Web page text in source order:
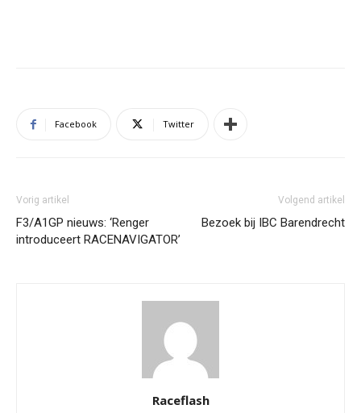
Facebook Twitter
Vorig artikel
F3/A1GP nieuws: ‘Renger
introduceert RACENAVIGATOR’
Volgend artikel
Bezoek bij IBC Barendrecht
Raceflash